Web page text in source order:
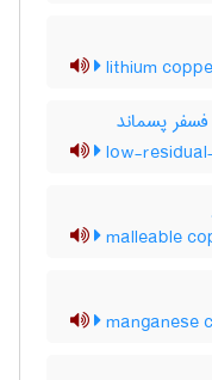
lithium
پسماند
low-
malleable
manganese